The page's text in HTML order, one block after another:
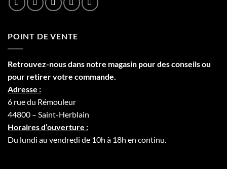
POINT DE VENTE
Retrouvez-nous dans notre magasin pour des conseils ou
pour retirer votre commande.
Adresse :
6 rue du Rémouleur
44800 – Saint-Herblain
Horaires d’ouverture :
Du lundi au vendredi de 10h à 18h en continu.